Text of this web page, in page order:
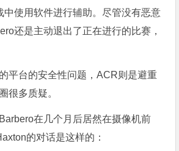
中使用软件进行辅助。尽管没有恶意
还是主动退出了正在进行的比赛，
平台的安全性问题，ACR则是避重
很多质疑。
在几个月后居然在摄像机前
的对话是这样的：